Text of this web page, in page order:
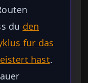
du den
für das
hast.